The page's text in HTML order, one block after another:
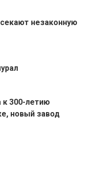
незаконную
к 300-летию
новый завод